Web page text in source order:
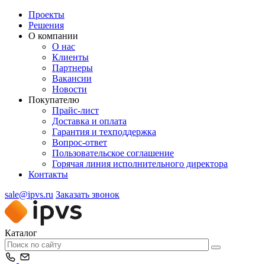
Проекты
Решения
О компании
О нас
Клиенты
Партнеры
Вакансии
Новости
Покупателю
Прайс-лист
Доставка и оплата
Гарантия и техподдержка
Вопрос-ответ
Пользовательское соглашение
Горячая линия исполнительного директора
Контакты
sale@ipvs.ru Заказать звонок
Каталог